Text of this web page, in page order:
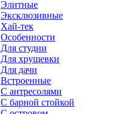
Элитные
Эксклюзивные
Хай-тек
Особенности
Для студии
Для хрущевки
Для дачи
Встроенные
С антресолями
С барной стойкой